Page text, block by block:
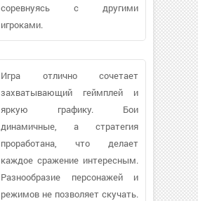
соревнуясь с другими
игроками.
Игра отлично сочетает
захватывающий геймплей и
яркую графику. Бои
динамичные, а стратегия
проработана, что делает
каждое сражение интересным.
Разнообразие персонажей и
режимов не позволяет скучать.